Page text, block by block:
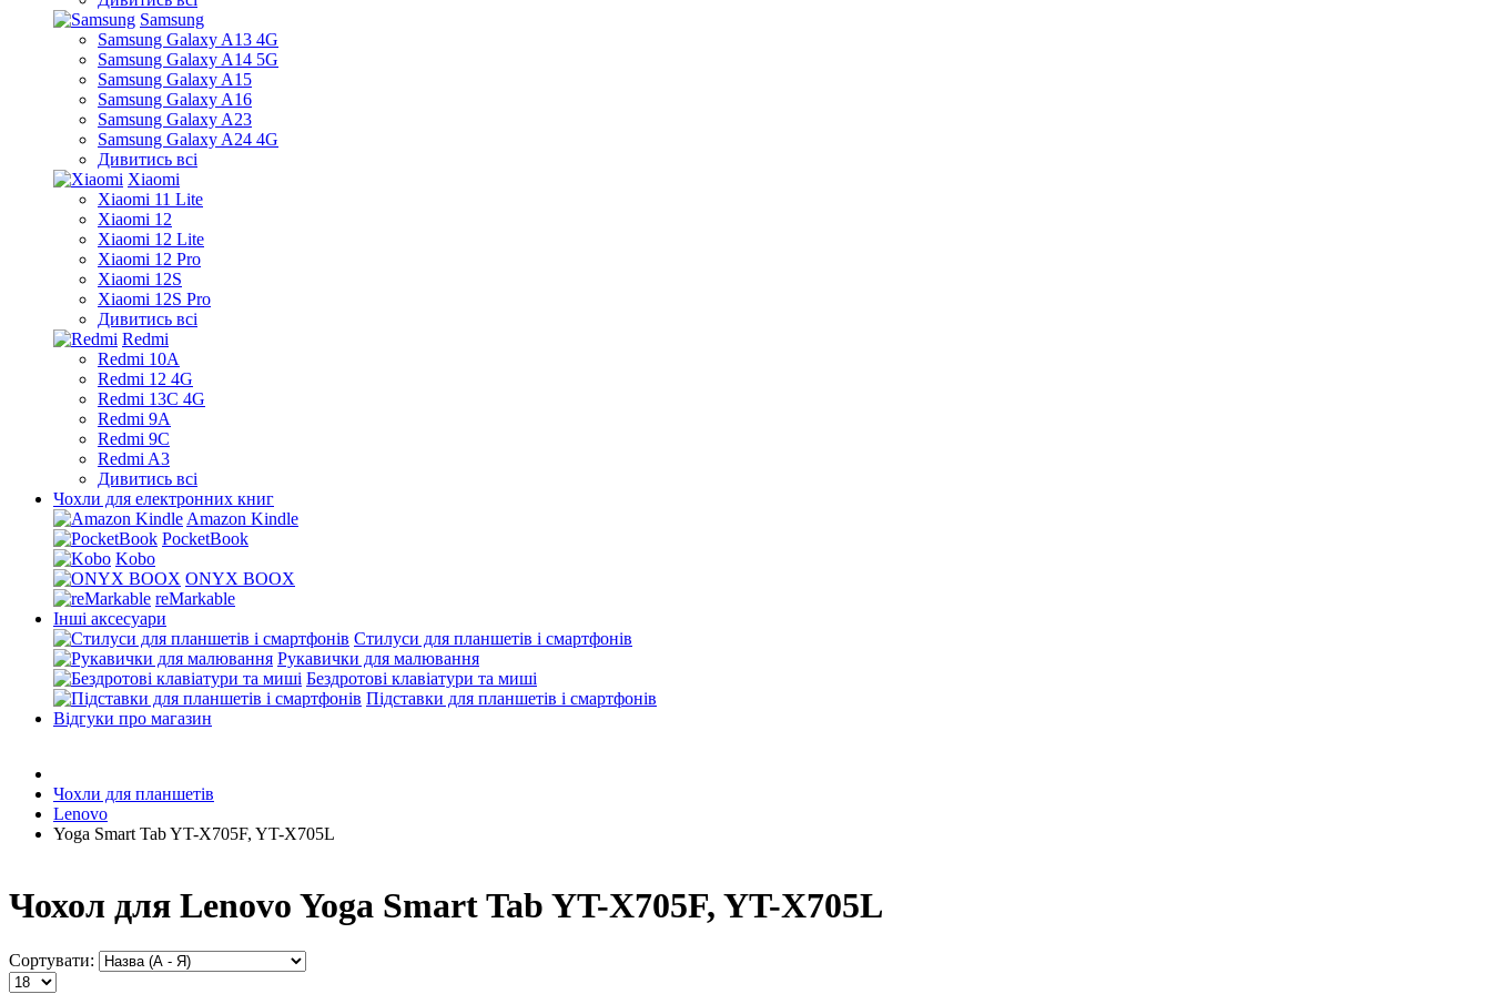
Samsung
Samsung Galaxy A13 4G
Samsung Galaxy A14 5G
Samsung Galaxy A15
Samsung Galaxy A16
Samsung Galaxy A23
Samsung Galaxy A24 4G
Дивитись всі
Xiaomi
Xiaomi 11 Lite
Xiaomi 12
Xiaomi 12 Lite
Xiaomi 12 Pro
Xiaomi 12S
Xiaomi 12S Pro
Дивитись всі
Redmi
Redmi 10A
Redmi 12 4G
Redmi 13C 4G
Redmi 9A
Redmi 9C
Redmi A3
Дивитись всі
Чохли для електронних книг
Amazon Kindle
PocketBook
Kobo
ONYX BOOX
reMarkable
Інші аксесуари
Стилуси для планшетів і смартфонів
Рукавички для малювання
Бездротові клавіатури та миші
Підставки для планшетів і смартфонів
Відгуки про магазин
Чохли для планшетів
Lenovo
Yoga Smart Tab YT-X705F, YT-X705L
Чохол для Lenovo Yoga Smart Tab YT-X705F, YT-X705L
Сортувати: